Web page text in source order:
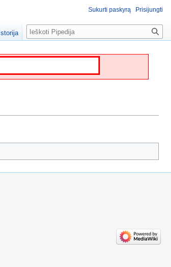
Sukurti paskyrą Prisijungti
Istorija Paieška